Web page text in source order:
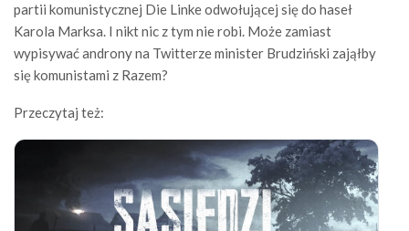
partii komunistycznej Die Linke odwołującej się do haseł
Karola Marksa. I nikt nic z tym nie robi. Może zamiast
wypisywać androny na Twitterze minister Brudziński zająłby
się komunistami z Razem?
Przeczytaj też: